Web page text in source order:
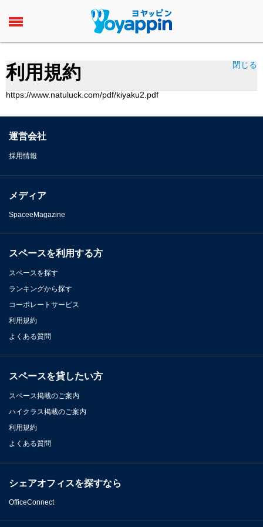
閉じる
利用規約
https://www.natuluck.com/pdf/kiyaku2.pdf
運営会社
採用情報
メディア
SpaceeMagazine
スペースを利用する方
スペースを探す
ランキングから探す
コーポレートサービス
利用規約
よくある質問
スペースを貸したい方
スペース掲載のご案内
ハイクラス掲載のご案内
利用規約
よくある質問
シェアオフィスを探すなら
OfficeConnect